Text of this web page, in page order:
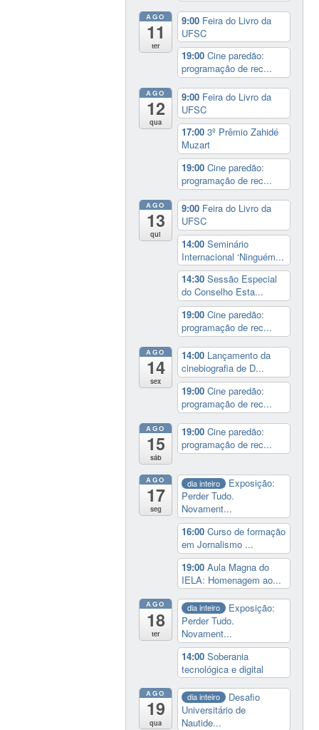
AGO
11
ter
9:00 Feira do Livro da
UFSC
19:00Cine paredão:
programação de rec...
AGO
12
qua
9:00 Feira do Livro da
UFSC
17:003º Prêmio Zahidé
Muzart
19:00Cine paredão:
programação de rec...
AGO
13
qui
9:00 Feira do Livro da
UFSC
14:00Seminário
Internacional ‘Ninguém...
14:30Sessão Especial
do Conselho Esta...
19:00Cine paredão:
programação de rec...
AGO
14
sex
14:00 Lançamento da
cinebiografia de D...
19:00Cine paredão:
programação de rec...
AGO
15
sáb
19:00Cine paredão:
programação de rec...
AGO
17
seg
dia inteiro
Exposição:
Perder Tudo.
Novament...
16:00Curso de formação
em Jornalismo ...
19:00Aula Magna do
IELA: Homenagem ao...
AGO
18
ter
dia inteiro
Exposição:
Perder Tudo.
Novament...
14:00Soberania
tecnológica e digital
AGO
19
qua
dia inteiro
Desafio
Universitário de
Nautide...